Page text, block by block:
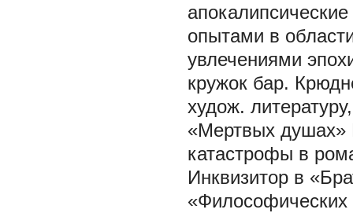
опытами в
увлечениями
кружок бар.
худож.
«Мертвых душах»
катастрофы в
Инквизитор в
«Философических